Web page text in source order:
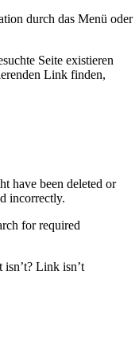
durch das Menü oder
Seite existieren
Link finden,
have been deleted or
incorrectly.
for required
Link isn’t